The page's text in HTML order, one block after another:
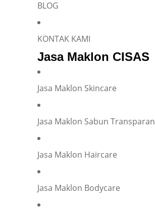
BLOG
KONTAK KAMI
Jasa Maklon CISAS
Jasa Maklon Skincare
Jasa Maklon Sabun Transparan
Jasa Maklon Haircare
Jasa Maklon Bodycare